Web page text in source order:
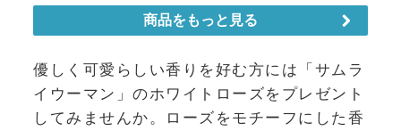
優しく可愛らしい香りを好む方には「サムラ
イウーマン」のホワイトローズをプレゼント
してみませんか。ローズをモチーフにした香